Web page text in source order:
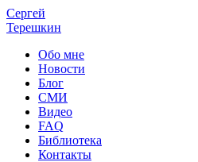
Сергей
Терешкин
Обо мне
Новости
Блог
СМИ
Видео
FAQ
Библиотека
Контакты